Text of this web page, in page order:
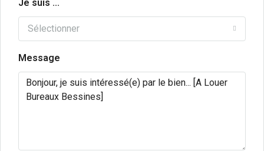
Je suis ...
Sélectionner
Message